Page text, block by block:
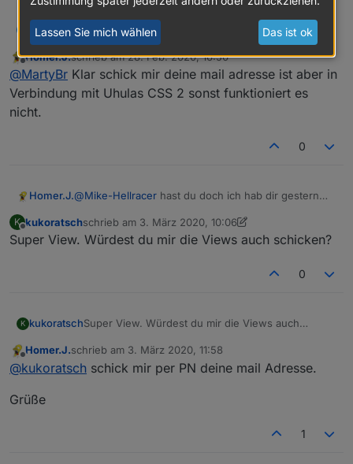
MartyBr@Homer-J
Ich würde auch gerne mein Interesse anmelden.
Würdest du mir die Views schicken?
Offline
Homer.J.schrieb am28. Feb. 2020, 16:50
zuletzt editiert von
@MartyBr Klar schick mir deine mail adresse ist aber in
Verbindung mit Uhulas CSS 2 sonst funktioniert es
nicht.
0
Homer.J.@Mike-Hellracer hast du doch ich hab dir gestern
K
Offline
kukoratschschrieb am 3. März 2020, 10:06
zuletzt editiert von kukoratsch3. März 2020, 11:07
Super View. Würdest du mir die Views auch schicken?
0
K kukoratschSuper View. Würdest du mir die Views auch
Offline
Homer.J.schrieb am 3. März 2020, 11:58
zuletzt editiert von
@kukoratsch schick mir per PN deine mail Adresse.
Grüße
1
Lassen Sie mich wählen Das ist ok